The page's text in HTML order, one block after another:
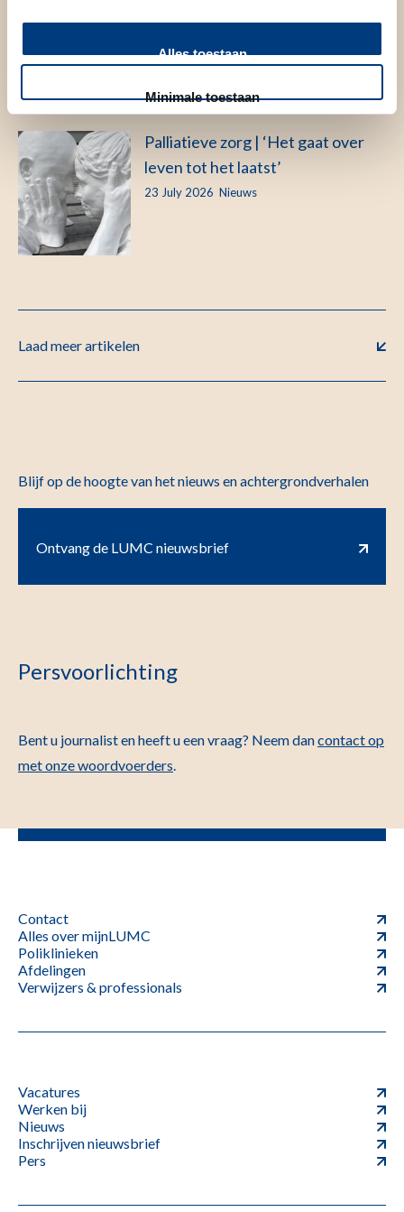
Alles toestaan
Minimale toestaan
Palliatieve zorg | ‘Het gaat over
leven tot het laatst’
23 July 2026 Nieuws
Laad meer artikelen
Blijf op de hoogte van het nieuws en achtergrondverhalen
Ontvang de LUMC nieuwsbrief
Persvoorlichting
Bent u journalist en heeft u een vraag? Neem dancontact op
met onze woordvoerders.
Contact
Alles over mijnLUMC
Poliklinieken
Afdelingen
Verwijzers & professionals
Vacatures
Werken bij
Nieuws
Inschrijven nieuwsbrief
Pers